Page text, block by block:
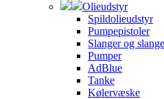
Olieudstyr
Spildolieudstyr
Pumpepistoler
Slanger og
Pumper
AdBlue
Tanke
Kølervæske